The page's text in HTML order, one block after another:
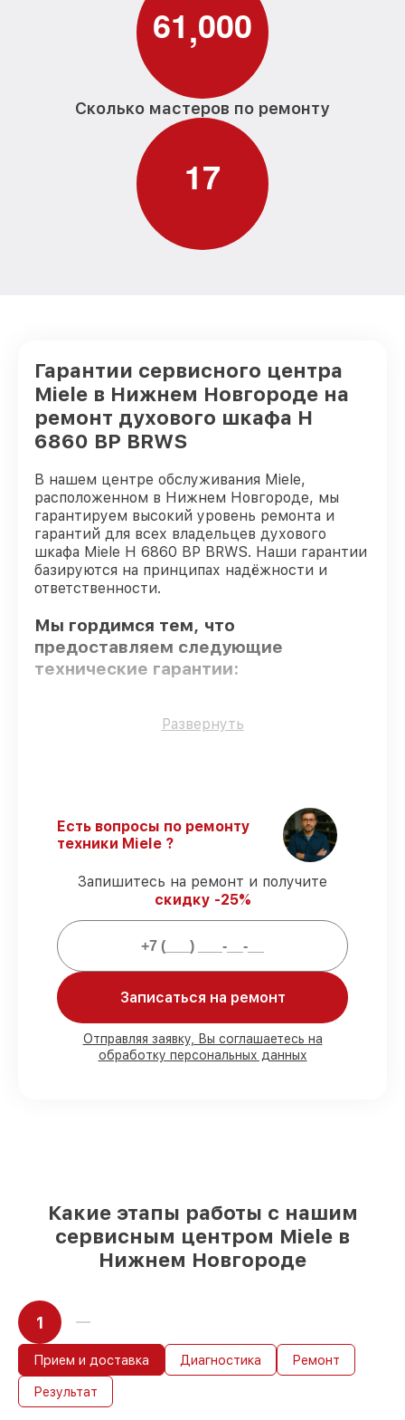
61,000
Сколько мастеров по ремонту
17
Гарантии сервисного центра
Miele в Нижнем Новгороде на
ремонт духового шкафа H
6860 BP BRWS
В нашем центре обслуживания Miele,
расположенном в Нижнем Новгороде, мы
гарантируем высокий уровень ремонта и
гарантий для всех владельцев духового
шкафа Miele H 6860 BP BRWS. Наши гарантии
базируются на принципах надёжности и
ответственности.
Мы гордимся тем, что
предоставляем следующие
технические гарантии:
Оригинальные детали– для всех видов
подтверждает их уровень мастерства.
Выполнение работ вовремя
– починка
духового шкафа H 6860 BP BRWS
выполняется строго в оговоренные
Гарантийное обслуживание–
обслуживаем духовых шкафов всегда со
строгим соблюдением гарантийных
обязательств.
Мы гарантируем:
работ быстро и без задержек, если
мастер приступает к обслуживанию
сразу
Развернуть
Есть вопросы по ремонту
техники Miele ?
Запишитесь на ремонт и получите
скидку -25%
Записаться на ремонт
Отправляя заявку, Вы соглашаетесь на
обработку персональных данных
Какие этапы работы с нашим
сервисным центром Miele в
Нижнем Новгороде
1
Прием и доставка Диагностика Ремонт
Результат